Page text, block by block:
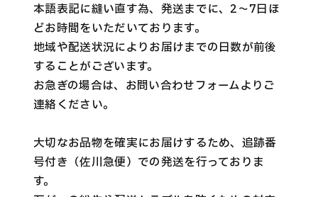
本語表記に縫い直す為、発送までに、2〜7日ほ
どお時間をいただいております。
地域や配送状況によりお届けまでの日数が前後
することがございます。
お急ぎの場合は、お問い合わせフォームよりご
連絡ください。
大切なお品物を確実にお届けするため、追跡番
号付き（佐川急便）での発送を行っておりま
す。